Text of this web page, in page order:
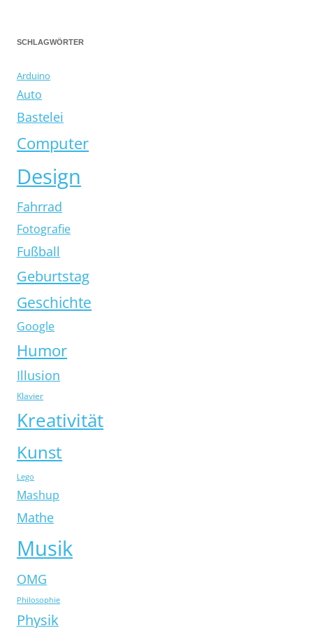
SCHLAGWÖRTER
Arduino
Auto
Bastelei
Computer
Design
Fahrrad
Fotografie
Fußball
Geburtstag
Geschichte
Google
Humor
Illusion
Klavier
Kreativität
Kunst
Lego
Mashup
Mathe
Musik
OMG
Philosophie
Physik